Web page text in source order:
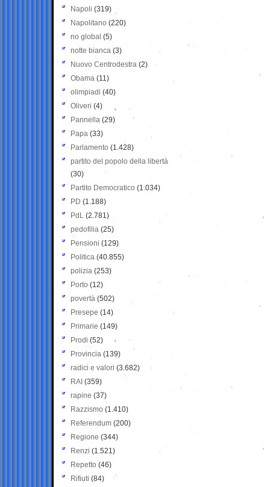
Napoli (319)
Napolitano (220)
no global (5)
notte bianca (3)
Nuovo Centrodestra (2)
Obama (11)
olimpiadi (40)
Oliveri (4)
Pannella (29)
Papa (33)
Parlamento (1.428)
partito del popolo della libertà
(30)
Partito Democratico (1.034)
PD (1.188)
PdL (2.781)
pedofilia (25)
Pensioni (129)
Politica (40.855)
polizia (253)
Porto (12)
povertà (502)
Presepe (14)
Primarie (149)
Prodi (52)
Provincia (139)
radici e valori (3.682)
RAI (359)
rapine (37)
Razzismo (1.410)
Referendum (200)
Regione (344)
Renzi (1.521)
Repetto (46)
Rifiuti (84)